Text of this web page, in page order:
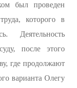
был проведен
которого в
Деятельность
после этого
где продолжают
варианта Олегу